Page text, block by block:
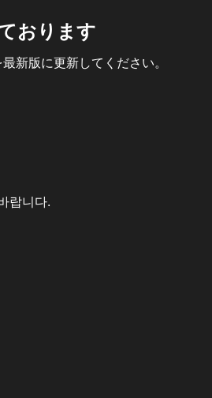
おります
新版に更新してください。
랍니다.